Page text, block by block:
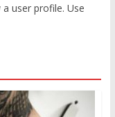
user profile. Use